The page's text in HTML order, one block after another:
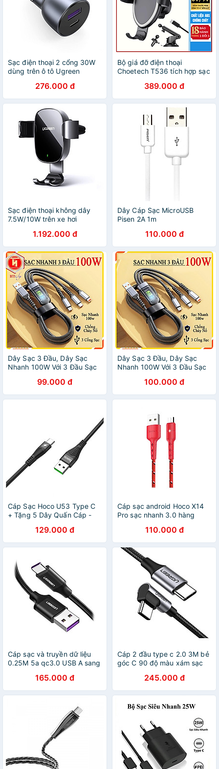
Sạc điện thoại 2 cổng 30W
dùng trên ô tô Ugreen
276.000 đ
Bộ giá đỡ điện thoại
Choetech T536 tích hợp sạc
389.000 đ
Sạc điện thoại không dây
7.5W/10W trên xe hơi
chính hãng1.192.000 đ
Dây Cáp Sạc MicroUSB
Pisen 2A 1m
110.000 đ
Dây Sạc 3 Đầu, Dây Sạc
Nhanh 100W Với 3 Đầu Sạc
Điện Thoại Dài Khoảng 1 Mét
- Hàng Nhập Khẩu
99.000 đ
Dây Sạc 3 Đầu, Dây Sạc
Nhanh 100W Với 3 Đầu Sạc
Điện Thoại Dài Khoảng 1 Mét
- Hàng Nhập Khẩu
100.000 đ
Cáp Sạc Hoco U53 Type C
+ Tặng 5 Dây Quấn Cáp -
129.000 đ
Cáp sạc android Hoco X14
Pro sạc nhanh 3.0 hàng
110.000 đ
Cáp sạc và truyền dữ liệu
0.25M 5a qc3.0 USB A sang
tính ra điện thoại dài 25cm
Ugreen 60728 US279 Hàng
Chính Hãng
165.000 đ
Cáp 2 đầu type c 2.0 3M bẻ
góc C 90 độ màu xám sạc
ra điện thoại Ugreen 80714
US255 Hàng Chính Hãng
245.000 đ